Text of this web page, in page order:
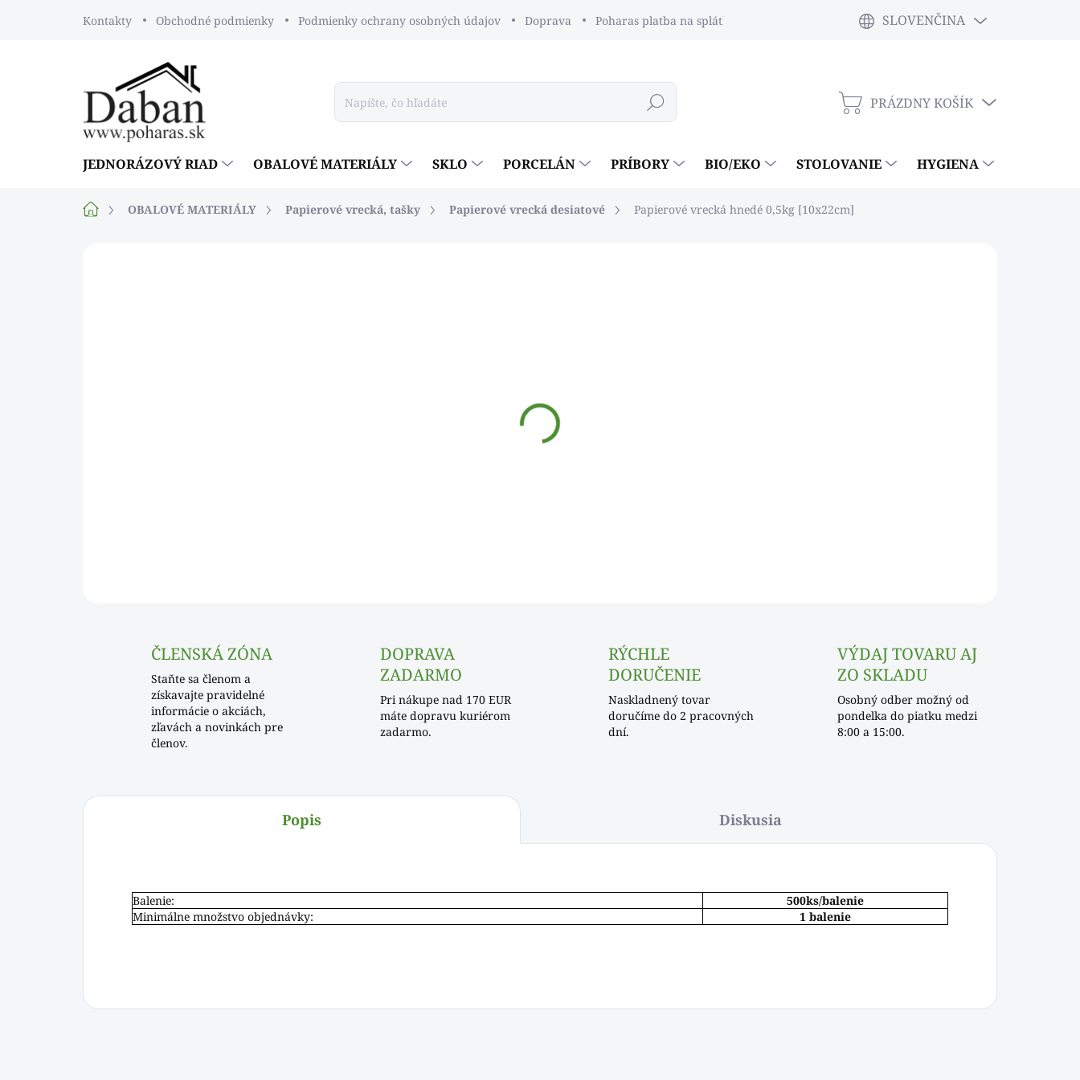
Kontakty Obchodné podmienky Podmienky ochrany osobných údajov Doprava Poharas platba na splátky SLOVENČINA
Hľadať NÁKUPNÝ
PRÁZDNY KOŠÍK
JEDNORÁZOVÝ RIAD OBALOVÉ MATERIÁLY SKLO PORCELÁN PRÍBORY BIO/EKO STOLOVANIE HYGIENA
DomovOBALOVÉ MATERIÁLY Papierové vrecká, tašky Papierové vrecká desiatové Papierové vrecká hnedé 0,5kg [10x22cm]
ČLENSKÁ ZÓNA
Staňte sa členom a
získavajte pravidelné
informácie o akciách,
zľavách a novinkách pre
členov.
DOPRAVA
ZADARMO
Pri nákupe nad 170 EUR
máte dopravu kuriérom
zadarmo.
RÝCHLE
DORUČENIE
Naskladnený tovar
doručíme do 2 pracovných
dní.
VÝDAJ TOVARU AJ
ZO SKLADU
Osobný odber možný od
pondelka do piatku medzi
8:00 a 15:00.
Popis Diskusia
Balenie:
500ks/balenie
Minimálne množstvo objednávky:
1 balenie